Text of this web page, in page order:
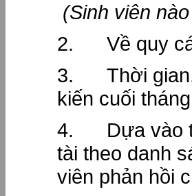
(Sinh viên
2. Về quy
3. Thời gian,
kiến cuối
4. Dựa vào
tài theo danh
viên phản hồi